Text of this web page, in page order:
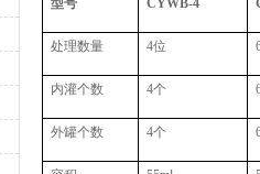
型号 CYWB-4
处理数量 4位
内灌个数 4个
外罐个数 4个